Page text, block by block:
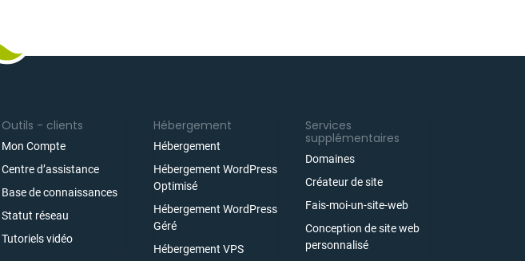
Outils - clients
Mon Compte
Centre d’assistance
Base de connaissances
Statut réseau
Tutoriels vidéo
Hébergement
Hébergement
Hébergement WordPress
Optimisé
Hébergement WordPress
Géré
Hébergement VPS
Services
supplémentaires
Domaines
Créateur de site
Fais-moi-un-site-web
Conception de site web
personnalisé